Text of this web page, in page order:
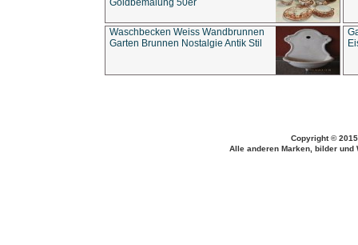
Goldbemalung 50er
Waschbecken Weiss Wandbrunnen
Garten Brunnen Nostalgie Antik Stil
Copyright ©
Alle anderen Marken, bilder und